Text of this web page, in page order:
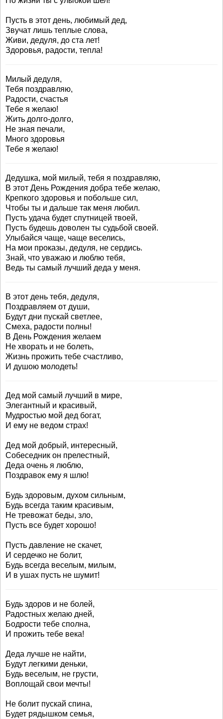
Пусть в этот день, любимый дед,
Звучат лишь теплые слова,
Живи, дедуля, до ста лет!
Здоровья, радости, тепла!
Милый дедуля,
Тебя поздравляю,
Радости, счастья
Тебе я желаю!
Жить долго-долго,
Не зная печали,
Много здоровья
Тебе я желаю!
Дедушка, мой милый, тебя я поздравляю,
В этот День Рождения добра тебе желаю,
Крепкого здоровья и побольше сил,
Чтобы ты и дальше так меня любил.
Пусть удача будет спутницей твоей,
Пусть будешь доволен ты судьбой своей.
Улыбайся чаще, чаще веселись,
На мои проказы, дедуля, не сердись.
Знай, что уважаю и люблю тебя,
Ведь ты самый лучший деда у меня.
В этот день тебя, дедуля,
Поздравляем от души,
Будут дни пускай светлее,
Смеха, радости полны!
В День Рождения желаем
Не хворать и не болеть,
Жизнь прожить тебе счастливо,
И душою молодеть!
Дед мой самый лучший в мире,
Элегантный и красивый,
Мудростью мой дед богат,
И ему не ведом страх!
Дед мой добрый, интересный,
Собеседник он прелестный,
Деда очень я люблю,
Поздравок ему я шлю!
Будь здоровым, духом сильным,
Будь всегда таким красивым,
Не тревожат беды, зло,
Пусть все будет хорошо!
Пусть давление не скачет,
И сердечко не болит,
Будь всегда веселым, милым,
И в ушах пусть не шумит!
Будь здоров и не болей,
Радостных желаю дней,
Бодрости тебе сполна,
И прожить тебе века!
Деда лучше не найти,
Будут легкими деньки,
Будь веселым, не грусти,
Воплощай свои мечты!
Не болит пускай спина,
Будет рядышком семья,